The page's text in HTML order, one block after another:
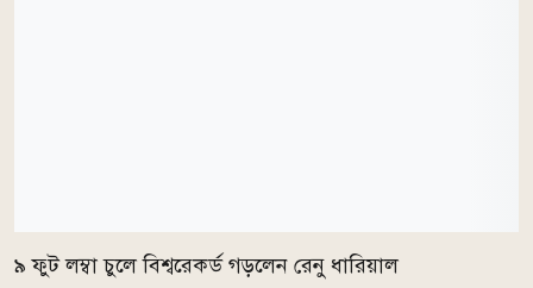
৯ ফুট লম্বা চুলে বিশ্বরেকর্ড গড়লেন রেনু ধারিয়াল